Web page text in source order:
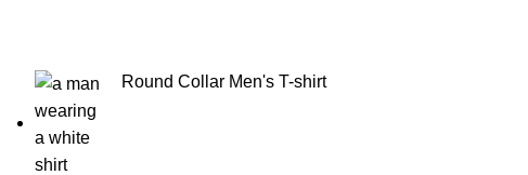
Round Collar Men's T-shirt